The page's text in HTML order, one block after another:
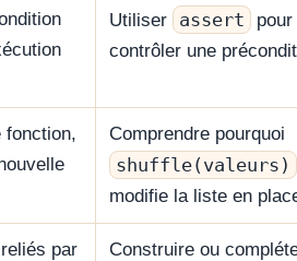
Utiliser assert
pour
contrôler une
fonction,
Comprendre pourquoi
shuffle(valeurs)
modifie la liste en
par
Construire ou